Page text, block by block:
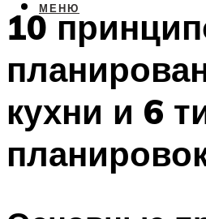
МЕНЮ
10
кухни и 6